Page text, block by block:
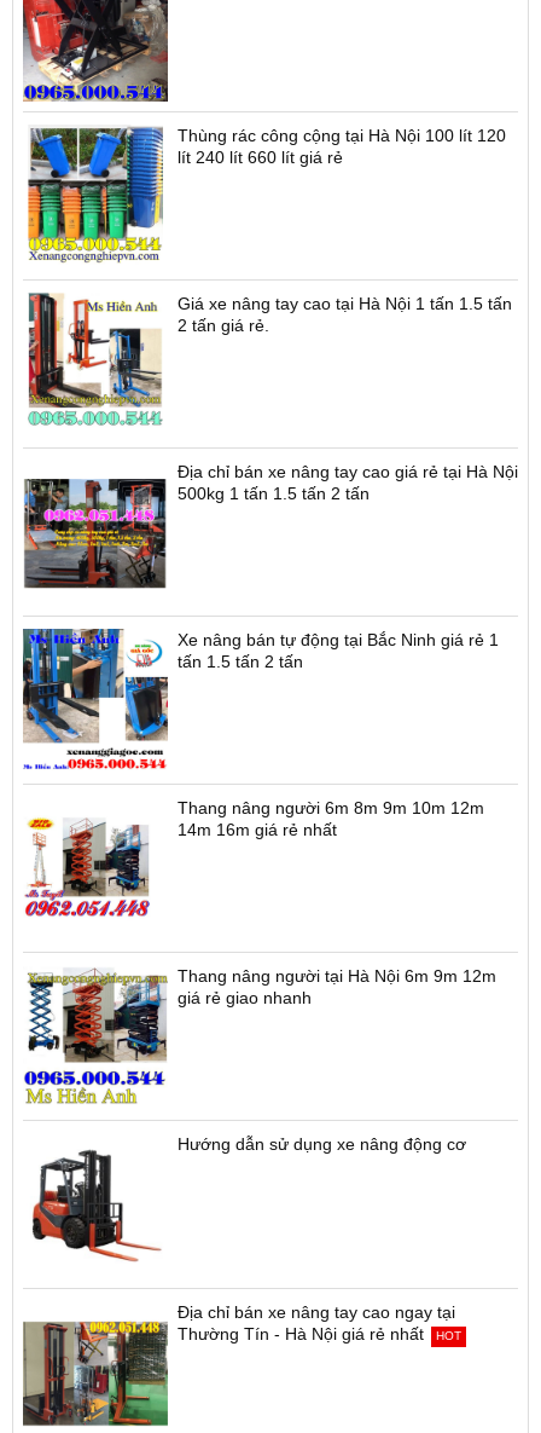
Thùng rác công cộng tại Hà Nội 100 lít 120
lít 240 lít 660 lít giá rẻ
Giá xe nâng tay cao tại Hà Nội 1 tấn 1.5 tấn
2 tấn giá rẻ.
Địa chỉ bán xe nâng tay cao giá rẻ tại Hà Nội
500kg 1 tấn 1.5 tấn 2 tấn
Xe nâng bán tự động tại Bắc Ninh giá rẻ 1
tấn 1.5 tấn 2 tấn
Thang nâng người 6m 8m 9m 10m 12m
14m 16m giá rẻ nhất
Thang nâng người tại Hà Nội 6m 9m 12m
giá rẻ giao nhanh
Hướng dẫn sử dụng xe nâng động cơ
Địa chỉ bán xe nâng tay cao ngay tại
Thường Tín - Hà Nội giá rẻ nhất
HOT